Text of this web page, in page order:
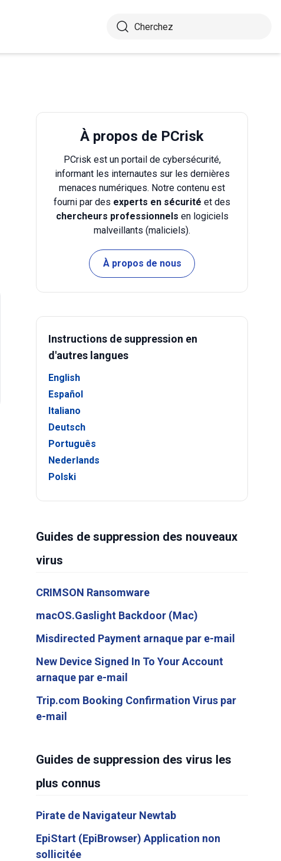
À propos de PCrisk
PCrisk est un portail de cybersécurité,
informant les internautes sur les dernières
menaces numériques. Notre contenu est
fourni par des experts en sécurité et des
chercheurs professionnels en logiciels
malveillants (maliciels).
À propos de nous
Instructions de suppression en
d'autres langues
English
Español
Italiano
Deutsch
Português
Nederlands
Polski
Guides de suppression des nouveaux
virus
CRIMSON Ransomware
macOS.Gaslight Backdoor (Mac)
Misdirected Payment arnaque par e-mail
New Device Signed In To Your Account
arnaque par e-mail
Trip.com Booking Confirmation Virus par
e-mail
Guides de suppression des virus les
plus connus
Pirate de Navigateur Newtab
EpiStart (EpiBrowser) Application non
sollicitée